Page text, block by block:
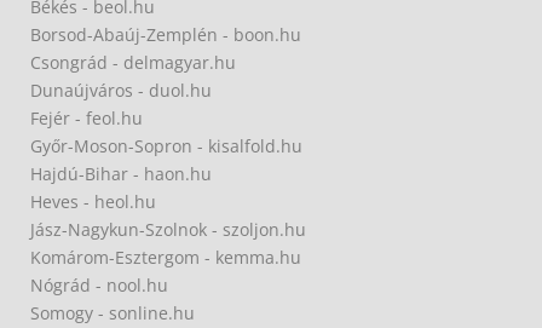
Békés - beol.hu
Borsod-Abaúj-Zemplén - boon.hu
Csongrád - delmagyar.hu
Dunaújváros - duol.hu
Fejér - feol.hu
Győr-Moson-Sopron - kisalfold.hu
Hajdú-Bihar - haon.hu
Heves - heol.hu
Jász-Nagykun-Szolnok - szoljon.hu
Komárom-Esztergom - kemma.hu
Nógrád - nool.hu
Somogy - sonline.hu